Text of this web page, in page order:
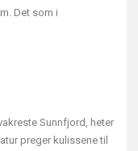
Det som i
Sunnfjord, heter
preger kulissene til